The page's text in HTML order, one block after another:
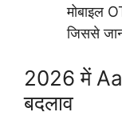
मोबाइल
जिससे
2026 में
बदलाव